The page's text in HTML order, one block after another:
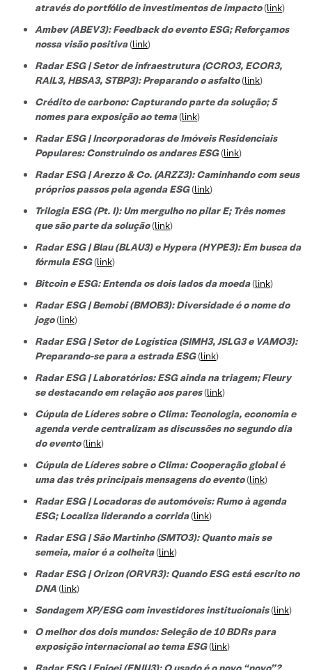
através do portfólio de investimentos de impacto(link)
Ambev (ABEV3): Feedback do evento ESG; Reforçamos
nossa visão positiva(link)
Radar ESG | Setor de infraestrutura (CCRO3, ECOR3,
RAIL3, HBSA3, STBP3): Preparando o asfalto(link)
Crédito de carbono: Capturando parte da solução; 5
nomes para exposição ao tema(link)
Radar ESG | Incorporadoras de Imóveis Residenciais
Populares: Construindo os andares ESG(link)
Radar ESG | Arezzo & Co. (ARZZ3): Caminhando com seus
próprios passos pela agenda ESG(link)
Trilogia ESG (Pt. I): Um mergulho no pilar E; Três nomes
que são parte da solução(link)
Radar ESG | Blau (BLAU3) e Hypera (HYPE3): Em busca da
fórmula ESG(link)
Bitcoin e ESG: Entenda os dois lados da moeda(link)
Radar ESG | Bemobi (BMOB3): Diversidade é o nome do
jogo(link)
Radar ESG | Setor de Logística (SIMH3, JSLG3 e VAMO3):
Preparando-se para a estrada ESG(link)
Radar ESG | Laboratórios: ESG ainda na triagem; Fleury
se destacando em relação aos pares(link)
Cúpula de Líderes sobre o Clima: Tecnologia, economia e
agenda verde centralizam as discussões no segundo dia
do evento(link)
Cúpula de Líderes sobre o Clima: Cooperação global é
uma das três principais mensagens do evento(link)
Radar ESG | Locadoras de automóveis: Rumo à agenda
ESG; Localiza liderando a corrida(link)
Radar ESG | São Martinho (SMTO3): Quanto mais se
semeia, maior é a colheita(link)
Radar ESG | Orizon (ORVR3): Quando ESG está escrito no
DNA(link)
Sondagem XP/ESG com investidores institucionais(link)
O melhor dos dois mundos: Seleção de 10 BDRs para
exposição internacional ao tema ESG(link)